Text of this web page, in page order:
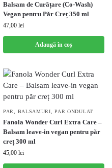
Balsam de Curățare (Co-Wash)
Vegan pentru Păr Creț 350 ml
47,00 lei
Adaugă în coș
PAR BALSAMURI ,PAR ONDULAT
Fanola Wonder Curl Extra Care –
Balsam leave-in vegan pentru păr
creț 300 ml
45,00 lei